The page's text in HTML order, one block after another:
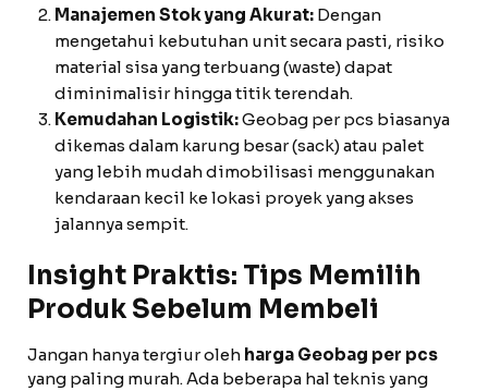
Manajemen Stok yang Akurat: Dengan
mengetahui kebutuhan unit secara pasti, risiko
material sisa yang terbuang (waste) dapat
diminimalisir hingga titik terendah.
Kemudahan Logistik:Geobag per pcs biasanya
dikemas dalam karung besar (sack) atau palet
yang lebih mudah dimobilisasi menggunakan
kendaraan kecil ke lokasi proyek yang akses
jalannya sempit.
Insight Praktis: Tips Memilih
Produk Sebelum Membeli
Jangan hanya tergiur oleh harga Geobag per pcs
yang paling murah. Ada beberapa hal teknis yang